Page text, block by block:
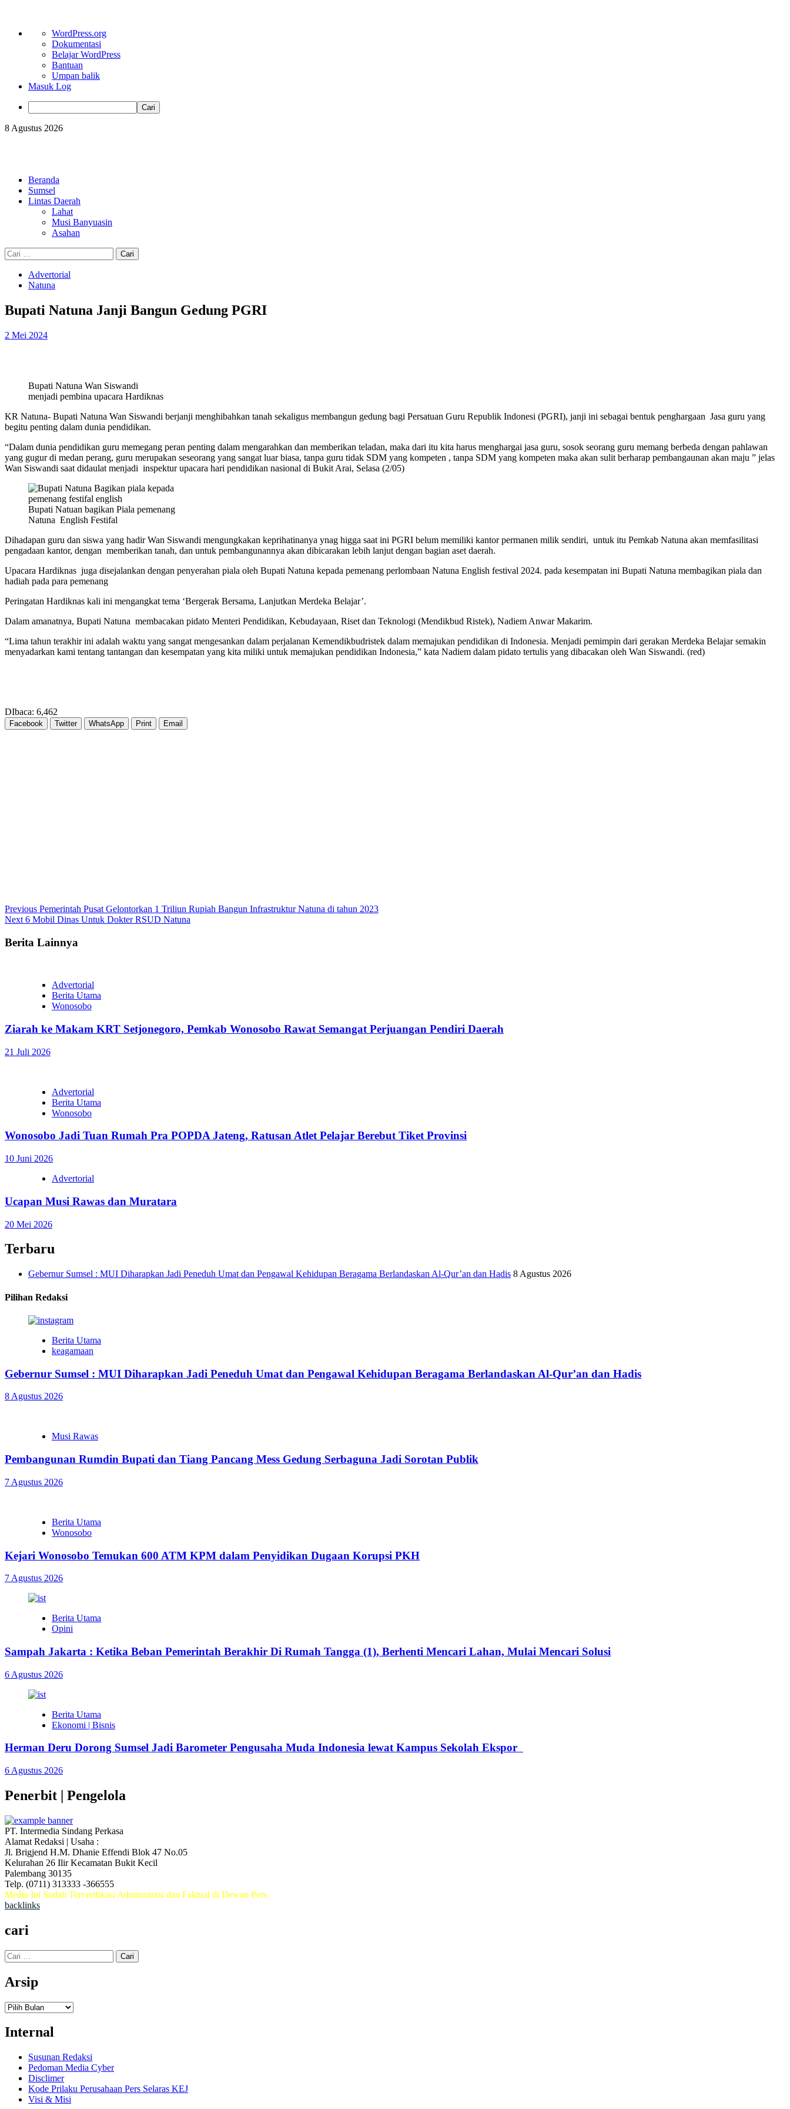
Tentang
WordPress
WordPress.org
Dokumentasi
Belajar WordPress
Bantuan
Umpan balik
Masuk Log
Cari
Skip
8 Agustus 2026
Beranda
Sumsel
Lintas Daerah
Lahat
Musi Banyuasin
Asahan
Cari
untuk:
Advertorial
Natuna
Bupati Natuna Janji Bangun Gedung PGRI
2 Mei 2024
Bupati Natuna Wan Siswandi
menjadi pembina upacara Hardiknas
KR Natuna- Bupati Natuna Wan Siswandi berjanji menghibahkan tanah sekaligus membangun gedung bagi Persatuan Guru Republik Indonesi (PGRI), janji ini sebagai bentuk penghargaan Jasa guru yang
begitu penting dalam dunia pendidikan.
“Dalam dunia pendidikan guru memegang peran penting dalam mengarahkan dan memberikan teladan, maka dari itu kita harus menghargai jasa guru, sosok seorang guru memang berbeda dengan pahlawan
yang gugur di medan perang, guru merupakan seseorang yang sangat luar biasa, tanpa guru tidak SDM yang kompeten , tanpa SDM yang kompeten maka akan sulit berharap pembangaunan akan maju ” jelas
Wan Siswandi saat didaulat menjadi inspektur upacara hari pendidikan nasional di Bukit Arai, Selasa (2/05)
Bupati Natuan bagikan Piala pemenang
Natuna English Festifal
Dihadapan guru dan siswa yang hadir Wan Siswandi mengungkakan keprihatinanya ynag higga saat ini PGRI belum memiliki kantor permanen milik sendiri, untuk itu Pemkab Natuna akan memfasilitasi
pengadaan kantor, dengan memberikan tanah, dan untuk pembangunannya akan dibicarakan lebih lanjut dengan bagian aset daerah.
Upacara Hardiknas juga disejalankan dengan penyerahan piala oleh Bupati Natuna kepada pemenang perlombaan Natuna English festival 2024. pada kesempatan ini Bupati Natuna membagikan piala dan
hadiah pada para pemenang
Peringatan Hardiknas kali ini mengangkat tema ‘Bergerak Bersama, Lanjutkan Merdeka Belajar’.
Dalam amanatnya, Bupati Natuna membacakan pidato Menteri Pendidikan, Kebudayaan, Riset dan Teknologi (Mendikbud Ristek), Nadiem Anwar Makarim.
“Lima tahun terakhir ini adalah waktu yang sangat mengesankan dalam perjalanan Kemendikbudristek dalam memajukan pendidikan di Indonesia. Menjadi pemimpin dari gerakan Merdeka Belajar semakin
menyadarkan kami tentang tantangan dan kesempatan yang kita miliki untuk memajukan pendidikan Indonesia,” kata Nadiem dalam pidato tertulis yang dibacakan oleh Wan Siswandi. (red)
DIbaca: 6,462
Facebook Twitter WhatsApp Print Email
Continue
Reading
Previous Pemerintah Pusat Gelontorkan 1 Triliun Rupiah Bangun Infrastruktur Natuna di tahun 2023
Next 6 Mobil Dinas Untuk Dokter RSUD Natuna
Berita Lainnya
Advertorial
Berita Utama
Wonosobo
Ziarah ke Makam KRT Setjonegoro, Pemkab Wonosobo Rawat Semangat Perjuangan Pendiri Daerah
21 Juli 2026
Advertorial
Berita Utama
Wonosobo
Wonosobo Jadi Tuan Rumah Pra POPDA Jateng, Ratusan Atlet Pelajar Berebut Tiket Provinsi
10 Juni 2026
Advertorial
Ucapan Musi Rawas dan Muratara
20 Mei 2026
Terbaru
Gebernur Sumsel : MUI Diharapkan Jadi Peneduh Umat dan Pengawal Kehidupan Beragama Berlandaskan Al-Qur’an dan Hadis 8 Agustus 2026
Pilihan Redaksi
Berita Utama
keagamaan
Gebernur Sumsel : MUI Diharapkan Jadi Peneduh Umat dan Pengawal Kehidupan Beragama Berlandaskan Al-Qur’an dan Hadis
8 Agustus 2026
Musi Rawas
Pembangunan Rumdin Bupati dan Tiang Pancang Mess Gedung Serbaguna Jadi Sorotan Publik
7 Agustus 2026
Berita Utama
Wonosobo
Kejari Wonosobo Temukan 600 ATM KPM dalam Penyidikan Dugaan Korupsi PKH
7 Agustus 2026
Berita Utama
Opini
Sampah Jakarta : Ketika Beban Pemerintah Berakhir Di Rumah Tangga (1), Berhenti Mencari Lahan, Mulai Mencari Solusi
6 Agustus 2026
Berita Utama
Ekonomi | Bisnis
Herman Deru Dorong Sumsel Jadi Barometer Pengusaha Muda Indonesia lewat Kampus Sekolah Ekspor
6 Agustus 2026
Penerbit | Pengelola
PT. Intermedia Sindang Perkasa
Alamat Redaksi | Usaha :
Jl. Brigjend H.M. Dhanie Effendi Blok 47 No.05
Kelurahan 26 Ilir Kecamatan Bukit Kecil
Palembang 30135
Telp. (0711) 313333 -366555
Media Ini Sudah Terverifikasi Administrasi dan Faktual di Dewan Pers.
backlinks
cari
Cari
untuk:
Arsip
Arsip
Internal
Susunan Redaksi
Pedoman Media Cyber
Disclimer
Kode Prilaku Perusahaan Pers Selaras KEJ
Visi & Misi